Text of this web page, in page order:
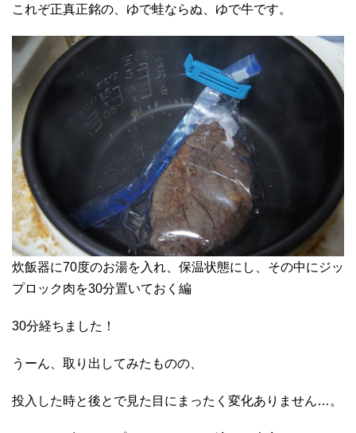
これぞ正真正銘の、ゆで蛙ならぬ、ゆで牛です。
炊飯器に70度のお湯を入れ、保温状態にし、その中にジッ
プロック肉を30分置いておく編
30分経ちました！
うーん、取り出してみたものの、
投入した時と後とで見た目にまったく変化ありません…。